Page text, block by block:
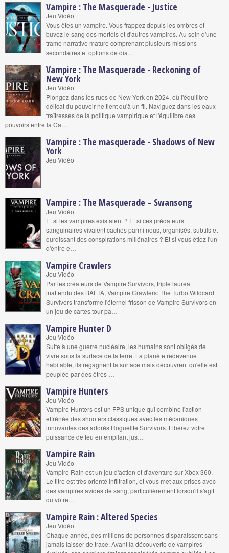
Vampire : The Masquerade - Justice
Jeu Vidéo
Vous êtes un vampire. Vous frappez depuis les ombres et
buvez le sang des mortels et d'autres vampires. Au sein d'une
trame narrative mature comprenant plusieurs missions
secondaires et options de dia…
Vampire : The Masquerade - Reckoning of
New York
Jeu Vidéo
Plongez dans les rues de New York en 2024, où l'équilibre
délicat du pouvoir ne tient qu'à un fil. Naviguez dans les eaux
traîtresses de la politique vampirique et l'équilibre des
pouvoirs entre la Ca…
Vampire : The masquerade - Shadows of New
York
Jeu Vidéo
Vampire : The Masquerade – Swansong
Jeu Vidéo
Et si les vampires existaient ? Et si ces prédateurs
sanguinaires vivaient cachés parmi nous, organisés, subtils et
ourdissant des conspirations millénaires ? Et si vous étiez l'un
d'entre e…
Vampire Crawlers
Jeu Vidéo
Par les créateurs de Vampire Survivors, triple lauréat
inattendu des BAFTA, Vampire Crawlers: The Turbo Wildcard
Survivors transforme l'éternel frisson de Vampire Survivors en
un jeu de cartes tour pa…
Vampire Hunter D
Jeu Vidéo
Suite à une guerre nucléaire, les humains sont obligés de
vivre sous la surface de la terre. La planète redevenue
habitable, ils regagnent la surface mais découvrent qu'elle est
peuplée par des êtres …
Vampire Hunters
Jeu Vidéo
Vampire Hunters est un FPS unique qui combine l'action
effrénée des shooters classiques avec les mécaniques
innovantes des adorés Roguelite Survivors. Libérez votre
puissance de feu en empilant jus…
Vampire Rain
Jeu Vidéo
Vampire Rain est un jeu d'action et d'aventure sur Xbox 360.
Le titre est très orienté infiltration, et vous met aux prises avec
des vampires avides de sang, particulièrement lorsqu'il s'agit
du vôtre…
Vampire Rain : Altered Species
Jeu Vidéo
Chaque année, des millions de personnes disparaissent sans
jamais laisser de trace. Avant la découverte de vampires